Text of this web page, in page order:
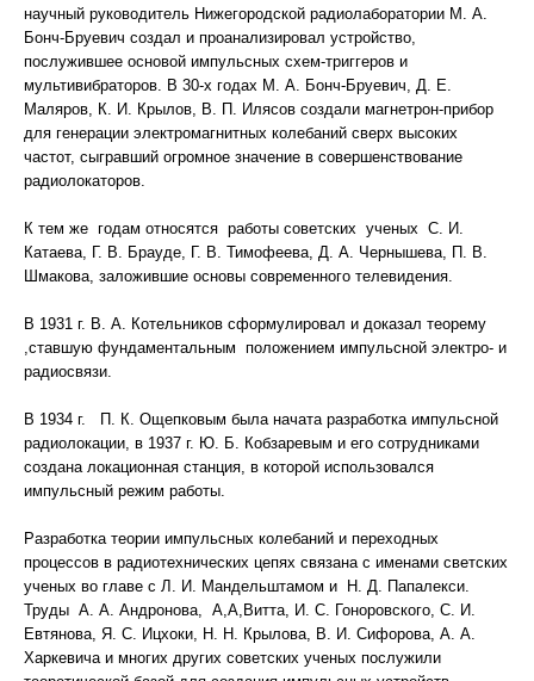
научный руководитель Нижегородской радиолаборатории М. А.
Бонч-Бруевич создал и проанализировал устройство,
послужившее основой импульсных схем-триггеров и
мультивибраторов. В 30-х годах М. А. Бонч-Бруевич, Д. Е.
Маляров, К. И. Крылов, В. П. Илясов создали магнетрон-прибор
для генерации электромагнитных колебаний сверх высоких
частот, сыгравший огромное значение в совершенствование
радиолокаторов.
К тем же годам относятся работы советских ученых С. И.
Катаева, Г. В. Брауде, Г. В. Тимофеева, Д. А. Чернышева, П. В.
Шмакова, заложившие основы современного телевидения.
В 1931 г. В. А. Котельников сформулировал и доказал теорему
,ставшую фундаментальным положением импульсной электро- и
радиосвязи.
В 1934 г. П. К. Ощепковым была начата разработка импульсной
радиолокации, в 1937 г. Ю. Б. Кобзаревым и его сотрудниками
создана локационная станция, в которой использовался
импульсный режим работы.
Разработка теории импульсных колебаний и переходных
процессов в радиотехнических цепях связана с именами светских
ученых во главе с Л. И. Мандельштамом и Н. Д. Папалекси.
Труды А. А. Андронова, А,А,Витта, И. С. Гоноровского, С. И.
Евтянова, Я. С. Ицхоки, Н. Н. Крылова, В. И. Сифорова, А. А.
Харкевича и многих других советских ученых послужили